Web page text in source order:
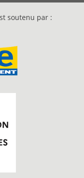
soutenu par :